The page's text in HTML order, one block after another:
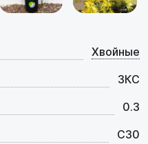
Хвойные
ЗКС
0.3
C30